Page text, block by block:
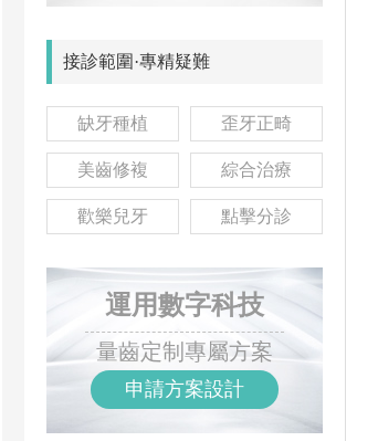
接診範圍·專精疑難
缺牙種植 歪牙正畸
美齒修複 綜合治療
歡樂兒牙 點擊分診
運用數字科技
量齒定制專屬方案
申請方案設計